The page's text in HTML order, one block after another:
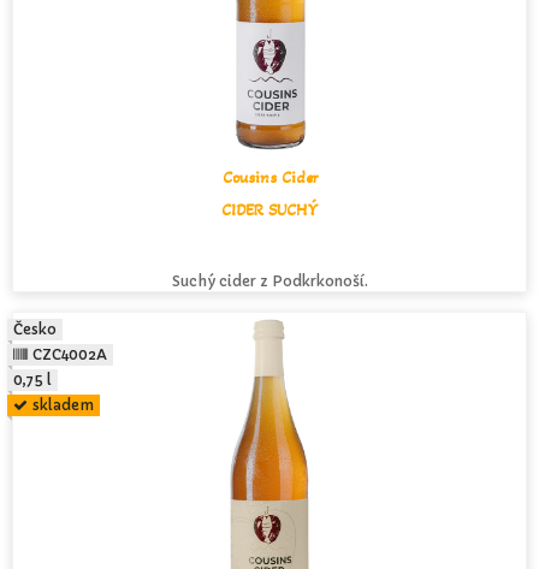
Cousins Cider
CIDER SUCHÝ
Suchý cider z Podkrkonoší.
Česko
CZC4002A
0,75 l
skladem